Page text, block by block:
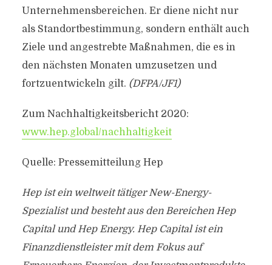
Unternehmensbereichen. Er diene nicht nur
als Standortbestimmung, sondern enthält auch
Ziele und angestrebte Maßnahmen, die es in
den nächsten Monaten umzusetzen und
fortzuentwickeln gilt. (DFPA/JF1)
Zum Nachhaltigkeitsbericht 2020:
www.hep.global/nachhaltigkeit
Quelle: Pressemitteilung Hep
Hep ist ein weltweit tätiger New-Energy-
Spezialist und besteht aus den Bereichen Hep
Capital und Hep Energy. Hep Capital ist ein
Finanzdienstleister mit dem Fokus auf